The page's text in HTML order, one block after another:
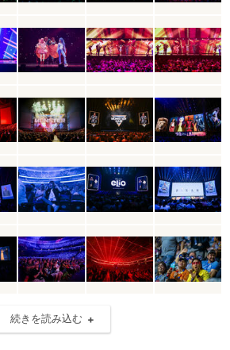
続きを読み込む